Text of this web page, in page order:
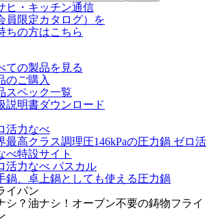
ヒ・キッチン通信
員限定カタログ）を
ちの方はこちら
ての製品を見る
のご購入
スペック一覧
説明書ダウンロード
活力なべ
最高クラス調理圧146kPaの圧力鍋 ゼロ活
べ特設サイト
活力なべ パスカル
鍋、卓上鍋としても使える圧力鍋
イパン
シ？油ナシ！オーブン不要の鋳物フライ